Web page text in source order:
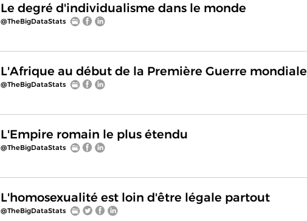
Le degré d'individualisme dans le monde
@TheBigDataStats
L'Afrique au début de la Première Guerre mondiale
@TheBigDataStats
L'Empire romain le plus étendu
@TheBigDataStats
L'homosexualité est loin d'être légale partout
@TheBigDataStats